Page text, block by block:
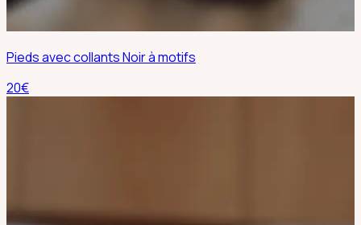
Pieds avec collants Noir à motifs
20€